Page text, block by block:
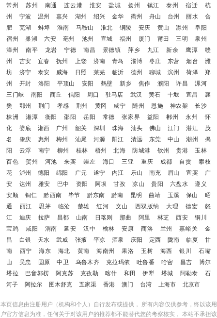
常州
苏州 南通 连云港 淮安 盐城 扬州 镇江 泰州 宿迁
杭
州
宁波 温州 嘉兴 湖州 绍兴 金华 衢州 舟山 台州 丽水
合
肥
芜湖 蚌埠 淮南 马鞍山 淮北 铜陵 安庆 黄山 滁州
阜阳
宿州
巢湖 六安 亳州 池州 宣城 福州 厦门 莆田 三明
泉州
漳州
南平 龙岩 宁德 南昌 景德镇 萍乡 九江 新余 鹰潭
赣
州
吉安 宜春 抚州 上饶 济南 青岛 淄博 枣庄 东营 烟台
潍
坊
济宁 泰安 威海 日照 莱芜 临沂 德州 聊城 滨州 荷泽
郑
州
开封 洛阳 平顶山 安阳 鹤壁 新乡 焦作 濮阳 许昌
漯河
三门峡
南阳 商丘 信阳 周口 驻马店 武汉 黄石 十堰 宜昌
襄
樊
鄂州 荆门 孝感 荆州 黄冈 咸宁 随州 恩施 神农架
长沙
株洲
湘潭 衡阳 邵阳 岳阳 常德 张家界 益阳 郴州 永州
怀
化
娄底 湘西 广州 韶关 深圳 珠海 汕头 佛山 江门 湛江
茂
名
肇庆 惠州 梅州 汕尾 河源 阳江 清远 东莞 中山 潮州
揭
阳
云浮 南宁 柳州 桂林 梧州 北海 防城港 钦州 贵港
玉林
百色
贺州 河池 来宾 崇左 海口 三亚 重庆 成都 自贡
攀枝
花
泸州 德阳 绵阳 广元 遂宁 内江 乐山 南充 眉山 宜宾
广
安
达州 雅安 巴中 资阳 阿坝 甘孜 凉山 贵阳 六盘水
遵义
安顺
铜仁 黔西南 毕节 黔东南 黔南 昆明 曲靖 玉溪 保山
昭
通
丽江 思茅 临沧 楚雄 红河 文山 西双版纳 大理 德宏
怒
江
迪庆 拉萨 昌都 山南 日喀则 那曲 阿里 林芝 西安
铜川
宝鸡
咸阳 渭南 延安 汉中 榆林 安康 商洛 兰州 嘉峪关
金
昌
白银 天水 武威 张掖 平凉 酒泉 庆阳 定西 陇南 临夏
甘
南
西宁 海东 海北 黄南 海南州 果洛 玉树 海西 银川
石嘴
山
吴忠 固原 中卫 乌鲁木齐 克拉玛依 吐鲁番 哈密 昌吉
博尔
塔拉
巴音郭楞 阿克苏 克孜勒 喀什 和田 伊犁 塔城 阿勒泰
石
河子
阿拉尔 图木舒克 五家渠 香港 澳门 台湾 上海市 北京市
本页信息由注册用户（机构和个人）自行发布或提供， 所有内容仅供参考，终以该用
户官方信息为准，任何关于对该用户的推荐都不能替代您的考察核实， 本站不承担该